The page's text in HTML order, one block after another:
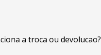
a troca ou devolucao?